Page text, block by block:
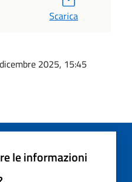
Scarica
2025, 15:45
le informazioni